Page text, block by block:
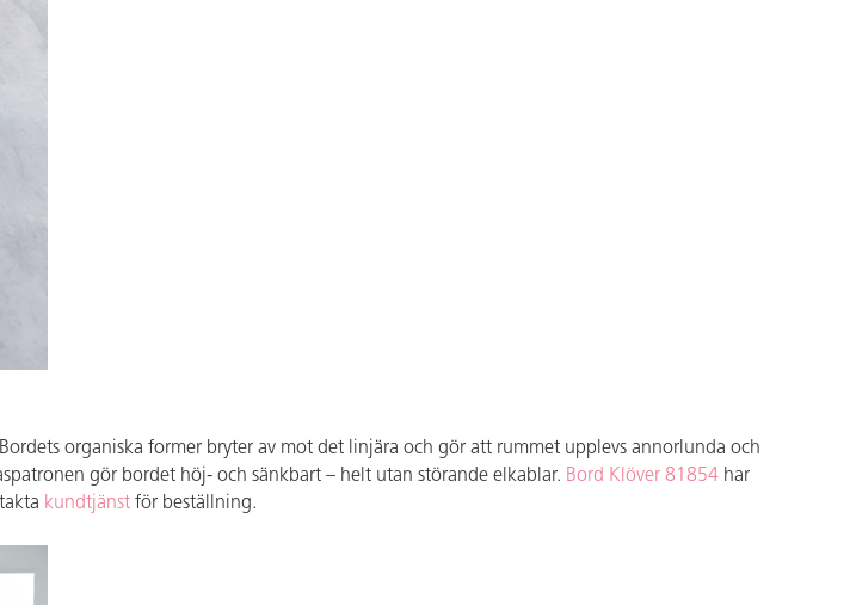
organiska former bryter av mot det linjära och gör att rummet upplevs annorlunda och
gör bordet höj- och sänkbart – helt utan störande elkablar. Bord Klöver 81854 har
kundtjänst för beställning.